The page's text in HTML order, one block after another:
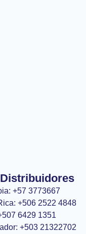
+57 3773667
+506 2522 4848
6429 1351
+503 21322702